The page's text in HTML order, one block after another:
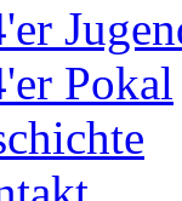
Pokal